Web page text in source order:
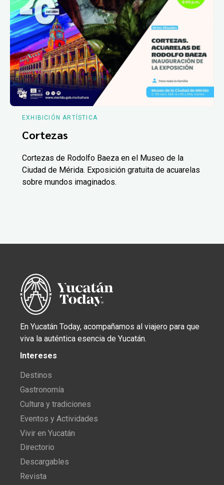
EXHIBICIÓN ARTÍSTICA
Cortezas
Cortezas de Rodolfo Baeza en el Museo de la
Ciudad de Mérida. Exposición gratuita de acuarelas
sobre mundos imaginados.
En Yucatán Today, acompañamos al viajero para que
viva la auténtica esencia de Yucatán.
Intereses
Destinos
Gastronomía
Cultura y tradiciones
Eventos y Actividades
Vivir en Yucatán
Directorio
Descargables
Revista